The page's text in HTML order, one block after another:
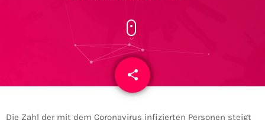
share
email
Die Zahl der mit dem Coronavirus infizierten Personen steigt